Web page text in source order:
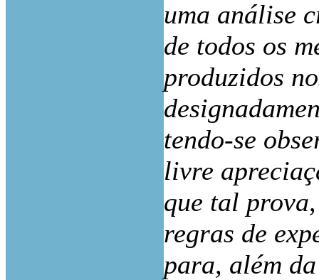
uma análise
de todos os
produzidos
tendo-se
livre
que tal
regras de
para, além